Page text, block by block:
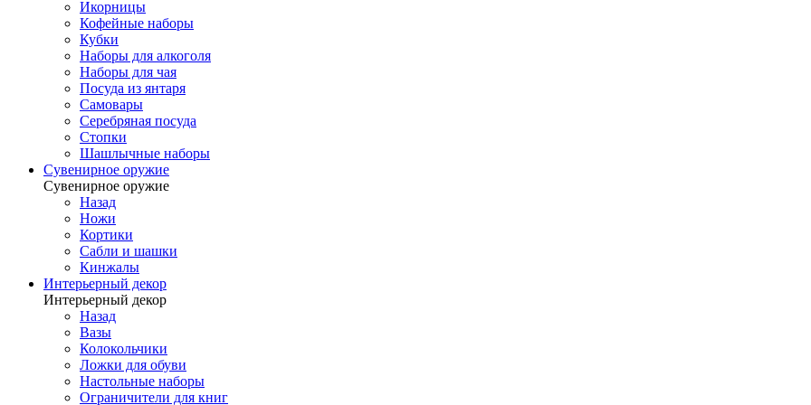
Икорницы
Кофейные наборы
Кубки
Наборы для алкоголя
Наборы для чая
Посуда из янтаря
Самовары
Серебряная посуда
Стопки
Шашлычные наборы
Сувенирное оружие
Сувенирное оружие
Назад
Ножи
Кортики
Сабли и шашки
Кинжалы
Интерьерный декор
Интерьерный декор
Назад
Вазы
Колокольчики
Ложки для обуви
Настольные наборы
Ограничители для книг